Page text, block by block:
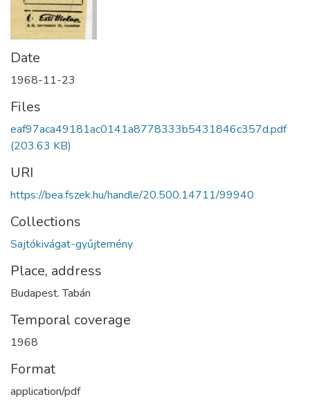
Date
1968-11-23
Files
eaf97aca49181ac0141a8778333b5431846c357d.pdf
(203.63 KB)
URI
https://bea.fszek.hu/handle/20.500.14711/99940
Collections
Sajtókivágat-gyűjtemény
Place, address
Budapest. Tabán
Temporal coverage
1968
Format
application/pdf